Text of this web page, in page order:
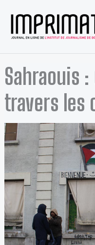
Sahraouis
travers les